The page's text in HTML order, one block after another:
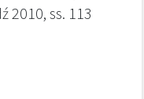
2010, ss. 113